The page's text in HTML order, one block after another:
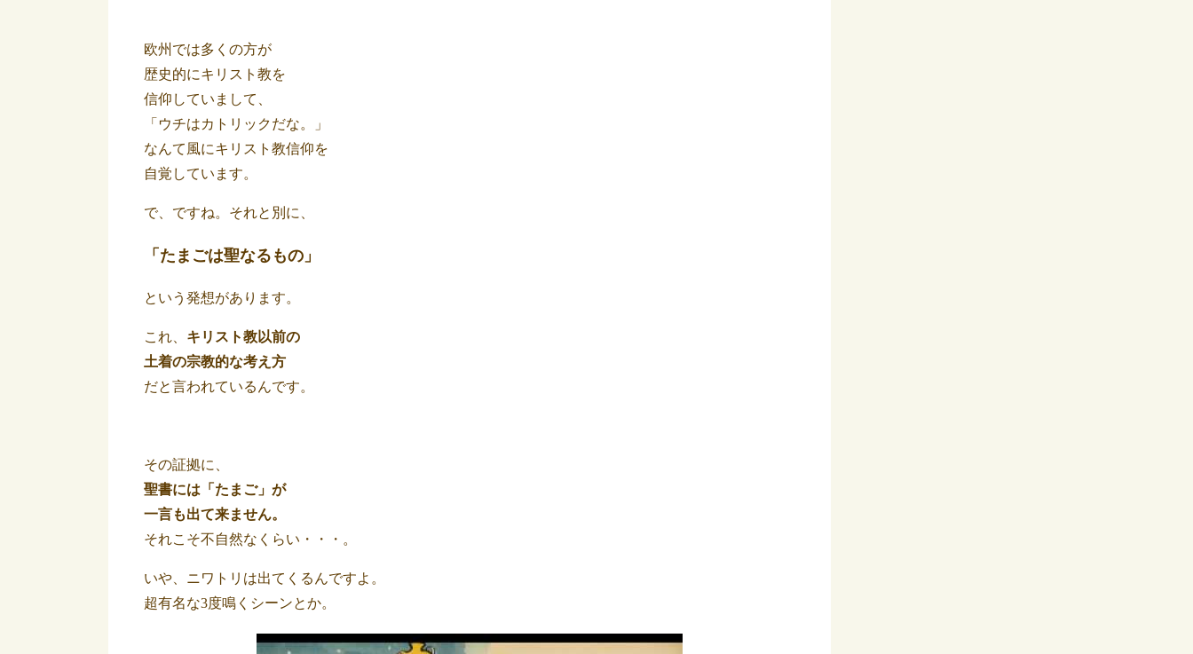
欧州では多くの方が
歴史的にキリスト教を
信仰していまして、
「ウチはカトリックだな。」
なんて風にキリスト教信仰を
自覚しています。
で、ですね。それと別に、
「たまごは聖なるもの」
という発想があります。
これ、 キリスト教以前の
土着の宗教的な考え方
だと言われているんです。
その証拠に、
聖書には「たまご」が
一言も出て来ません。
それこそ不自然なくらい・・・。
いや、ニワトリは出てくるんですよ。
超有名な3度鳴くシーンとか。